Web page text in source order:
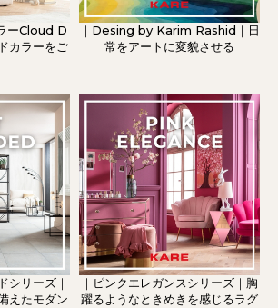
ーCloud D
カラーをご
｜Desing by Karim Rashid｜日
常をアートに変貌させる
シリーズ｜
えたモダン
｜ピンクエレガンスシリーズ｜胸
躍るようなときめきを感じるラグ